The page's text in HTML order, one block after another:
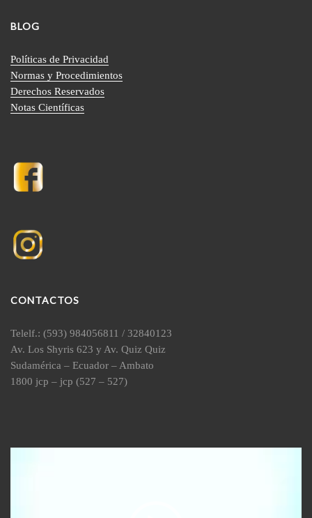
BLOG
Políticas de Privacidad
Normas y Procedimientos
Derechos Reservados
Notas Científicas
CONTACTOS
Telelf.: (593) 984056811 / 32840123
Av. Los Shyris 623 y Av. Quiz Quiz
Sudamérica – Ecuador – Ambato
1800 jcp – jcp (527 – 527)